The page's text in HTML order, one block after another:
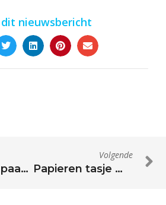
dit nieuwsbericht
Valentijn en paasspecials
Volgende
Papieren tasje met je eigen logo of ontwerp￼